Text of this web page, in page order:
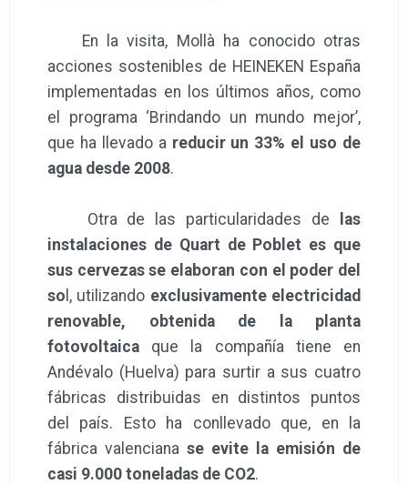
En la visita, Mollà ha conocido otras
acciones sostenibles de HEINEKEN España
implementadas en los últimos años, como
el programa ‘Brindando un mundo mejor’,
que ha llevado a reducir un 33% el uso de
agua desde 2008.
Otra de las particularidades de
las
instalaciones de Quart de Poblet es que
sus cervezas se elaboran con el poder del
so l, utilizando exclusivamente electricidad
renovable, obtenida de la planta
fotovoltaica que la compañía tiene en
Andévalo (Huelva) para surtir a sus cuatro
fábricas distribuidas en distintos puntos
del país. Esto ha conllevado que, en la
fábrica valenciana se evite la emisión de
casi 9.000 toneladas de CO2.